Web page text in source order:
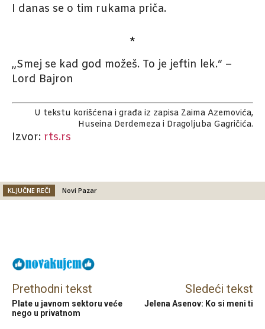
I danas se o tim rukama priča.
*
„Smej se kad god možeš. To je jeftin lek.“ –
Lord Bajron
U tekstu korišćena i građa iz zapisa Zaima Azemovića,
Huseina Derdemeza i Dragoljuba Gagričića.
Izvor: rts.rs
KLJUČNE REČI Novi Pazar
Prethodni tekst
Plate u javnom sektoru veće
nego u privatnom
Sledeći tekst
Jelena Asenov: Ko si meni ti